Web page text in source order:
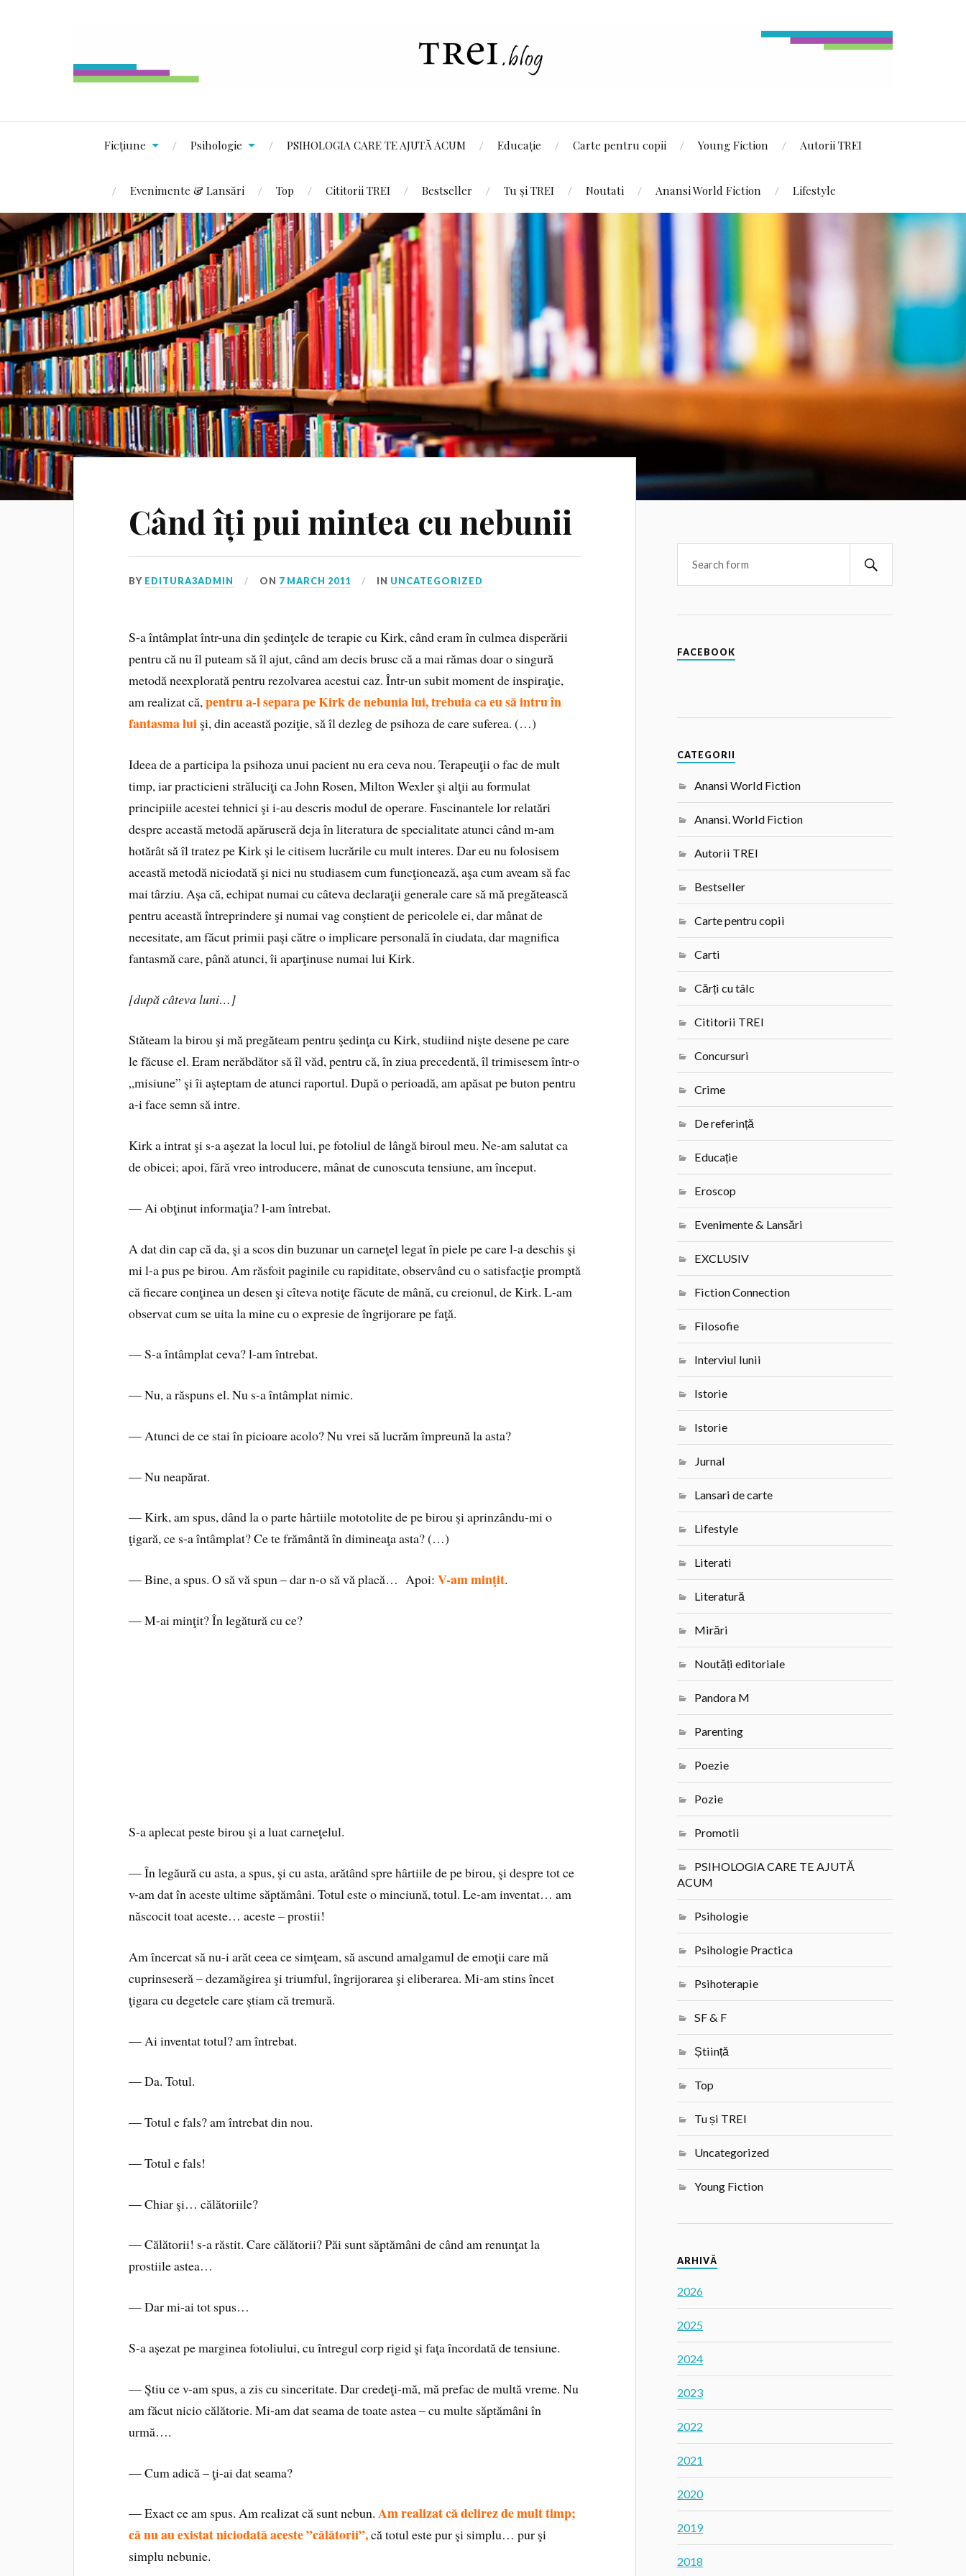
Ficțiune Psihologie PSIHOLOGIA CARE TE AJUTĂ ACUM Educație Carte pentru copii Young Fiction Autorii TREI
Evenimente & Lansări Top Cititorii TREI Bestseller Tu și TREI Noutati Anansi World Fiction Lifestyle
Când îți pui mintea cu nebunii
BY EDITURA3ADMIN ON 7 MARCH 2011 IN UNCATEGORIZED
S-a întâmplat într-una din şedinţele de terapie cu Kirk, când eram în culmea disperării
pentru că nu îl puteam să îl ajut, când am decis brusc că a mai rămas doar o singură
metodă neexplorată pentru rezolvarea acestui caz. Într-un subit moment de inspiraţie,
am realizat că,pentru a-l separa pe Kirk de nebunia lui,trebuia ca eu să intru în
fantasma lui şi, din această poziţie, să îl dezleg de psihoza de care suferea. (…)
Ideea de a participa la psihoza unui pacient nu era ceva nou. Terapeuţii o fac de mult
timp, iar practicieni străluciţi ca John Rosen, Milton Wexler şi alţii au formulat
principiile acestei tehnici şi i-au descris modul de operare. Fascinantele lor relatări
despre această metodă apăruseră deja în literatura de specialitate atunci când m-am
hotărât să îl tratez pe Kirk şi le citisem lucrările cu mult interes. Dar eu nu folosisem
această metodă niciodată şi nici nu studiasem cum funcţionează, aşa cum aveam să fac
mai târziu. Aşa că, echipat numai cu câteva declaraţii generale care să mă pregătească
pentru această întreprindere şi numai vag conştient de pericolele ei, dar mânat de
necesitate, am făcut primii paşi către o implicare personală în ciudata, dar magnifica
fantasmă care, până atunci, îi aparţinuse numai lui Kirk.
[după câteva luni…]
Stăteam la birou şi mă pregăteam pentru şedinţa cu Kirk, studiind nişte desene pe care
le făcuse el. Eram nerăbdător să îl văd, pentru că, în ziua precedentă, îl trimisesem într-o
„misiune” şi îi aşteptam de atunci raportul. După o perioadă, am apăsat pe buton pentru
a-i face semn să intre.
Kirk a intrat şi s-a aşezat la locul lui, pe fotoliul de lângă biroul meu. Ne-am salutat ca
de obicei; apoi, fără vreo introducere, mânat de cunoscuta tensiune, am început.
— Ai obţinut informaţia? l-am întrebat.
A dat din cap că da, şi a scos din buzunar un carneţel legat în piele pe care l-a deschis şi
mi l-a pus pe birou. Am răsfoit paginile cu rapiditate, observând cu o satisfacţie promptă
că fiecare conţinea un desen şi cîteva notiţe făcute de mână, cu creionul, de Kirk. L-am
observat cum se uita la mine cu o expresie de îngrijorare pe faţă.
— S-a întâmplat ceva? l-am întrebat.
— Nu, a răspuns el. Nu s-a întâmplat nimic.
— Atunci de ce stai în picioare acolo? Nu vrei să lucrăm împreună la asta?
— Nu neapărat.
— Kirk, am spus, dând la o parte hârtiile mototolite de pe birou şi aprinzându-mi o
ţigară, ce s-a întâmplat? Ce te frământă în dimineaţa asta? (…)
— Bine, a spus. O să vă spun – dar n-o să vă placă… Apoi:V-am minţit.
— M-ai minţit? În legătură cu ce?
S-a aplecat peste birou şi a luat carneţelul.
— În legăură cu asta, a spus, şi cu asta, arătând spre hârtiile de pe birou, şi despre tot ce
v-am dat în aceste ultime săptămâni. Totul este o minciună, totul. Le-am inventat… am
născocit toat aceste… aceste – prostii!
Am încercat să nu-i arăt ceea ce simţeam, să ascund amalgamul de emoţii care mă
cuprinseseră – dezamăgirea şi triumful, îngrijorarea şi eliberarea. Mi-am stins încet
ţigara cu degetele care ştiam că tremură.
— Ai inventat totul? am întrebat.
— Da. Totul.
— Totul e fals? am întrebat din nou.
— Totul e fals!
— Chiar şi… călătoriile?
— Călătorii! s-a răstit. Care călătorii? Păi sunt săptămâni de când am renunţat la
prostiile astea…
— Dar mi-ai tot spus…
S-a aşezat pe marginea fotoliului, cu întregul corp rigid şi faţa încordată de tensiune.
— Ştiu ce v-am spus, a zis cu sinceritate. Dar credeţi-mă, mă prefac de multă vreme. Nu
am făcut nicio călătorie. Mi-am dat seama de toate astea – cu multe săptămâni în
urmă….
— Cum adică – ţi-ai dat seama?
— Exact ce am spus. Am realizat că sunt nebun.Am realizat că delirez de mult timp;
că nu au existat niciodată aceste ”călătorii”,că totul este pur şi simplu… pur şi
simplu nebunie.
FACEBOOK
CATEGORII
Anansi World Fiction
Anansi. World Fiction
Autorii TREI
Bestseller
Carte pentru copii
Carti
Cărți cu tâlc
Cititorii TREI
Concursuri
Crime
De referință
Educație
Eroscop
Evenimente & Lansări
EXCLUSIV
Fiction Connection
Filosofie
Interviul lunii
Istorie
Istorie
Jurnal
Lansari de carte
Lifestyle
Literati
Literatură
Mirări
Noutăți editoriale
Pandora M
Parenting
Poezie
Pozie
Promotii
PSIHOLOGIA CARE TE AJUTĂ
ACUM
Psihologie
Psihologie Practica
Psihoterapie
SF & F
Știință
Top
Tu și TREI
Uncategorized
Young Fiction
ARHIVĂ
2026
2025
2024
2023
2022
2021
2020
2019
2018